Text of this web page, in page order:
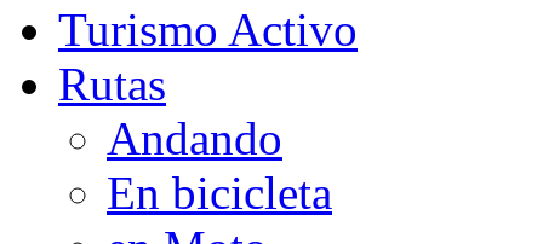
Turismo Activo
Rutas
Andando
En bicicleta